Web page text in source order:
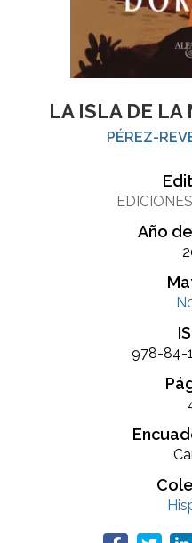
LA ISLA DE LA
PÉREZ-
Año
978-84-